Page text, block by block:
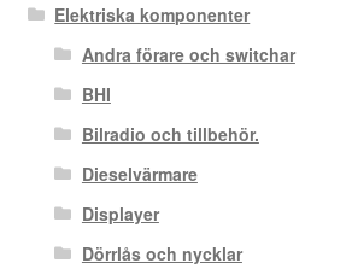
Elektriska komponenter
Andra förare och switchar
BHI
Bilradio och tillbehör.
Dieselvärmare
Displayer
Dörrlås och nycklar